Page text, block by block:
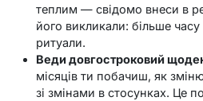
теплим — свідомо внеси в
його викликали: більше
ритуали.
Веди довгостроковий
місяців ти побачиш, як
зі змінами в стосунках. Це